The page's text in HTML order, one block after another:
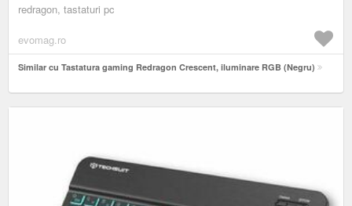
redragon, tastaturi pc
evomag.ro
Similar cu Tastatura gaming Redragon Crescent, iluminare RGB (Negru)